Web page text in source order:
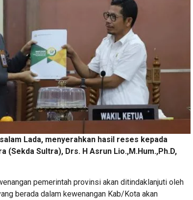
Lada, menyerahkan hasil reses kepada
(Sekda Sultra), Drs. H Asrun Lio.,M.Hum.,Ph.D,
pemerintah provinsi akan ditindaklanjuti oleh
berada dalam kewenangan Kab/Kota akan